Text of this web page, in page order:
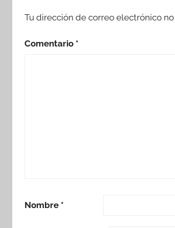
Tu dirección de correo electrónico
Comentario *
Nombre *